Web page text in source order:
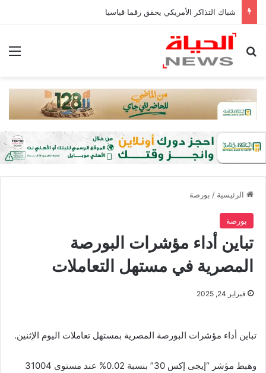
شباك التذاكر الأمريكي يحقق رقما قياسيا
بحث عن
الرئيسية / بورصة
بورصة
تباين أداء مؤشرات البورصة
المصرية في مستهل التعاملات
فبراير 24, 2025
تباين أداء مؤشرات البورصة المصرية بمستهل تعاملات اليوم الإثنين.
وهبط مؤشر “إيجى إكس 30” بنسبة 0.02% عند مستوى 31004